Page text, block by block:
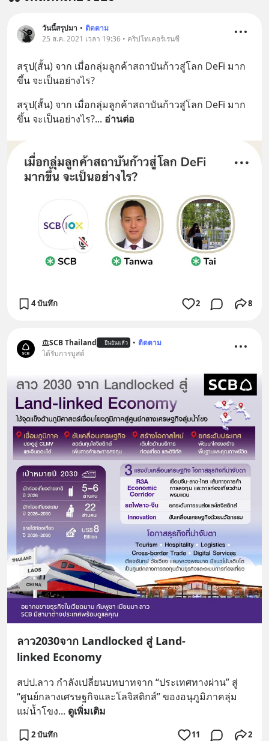
วันนี้สรุปมา • ติดตาม
25 ส.ค. 2021 เวลา 19:36 • คริปโทเคอร์เรนซี
สรุป(สั้น) จาก เมื่อกลุ่มลูกค้าสถาบันก้าวสู่โลก DeFi มาก
ขึ้น จะเป็นอย่างไร?
สรุป(สั้น) จาก เมื่อกลุ่มลูกค้าสถาบันก้าวสู่โลก DeFi มาก
ขึ้น จะเป็นอย่างไร?... อ่านต่อ
4 บันทึก 2 8
SCB Thailand ยืนยันแล้ว • ติดตาม
ได้รับการบูสต์
ลาว2030จาก Landlocked สู่ Land-
linked Economy
สปป.ลาว กำลังเปลี่ยนบทบาทจาก “ประเทศทางผ่าน” สู่
“ศูนย์กลางเศรษฐกิจและโลจิสติกส์” ของอนุภูมิภาคลุ่ม
แม่น้ำโขง... ดูเพิ่มเติม
2 บันทึก 11 2